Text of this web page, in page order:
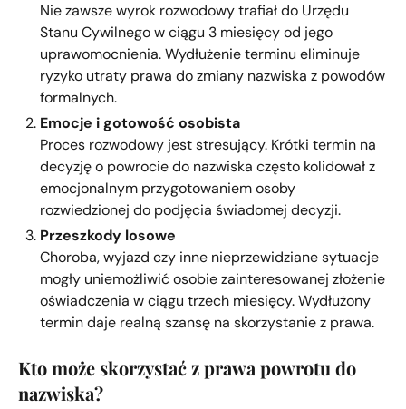
Nie zawsze wyrok rozwodowy trafiał do Urzędu
Stanu Cywilnego w ciągu 3 miesięcy od jego
uprawomocnienia. Wydłużenie terminu eliminuje
ryzyko utraty prawa do zmiany nazwiska z powodów
formalnych.
Emocje i gotowość osobista
Proces rozwodowy jest stresujący. Krótki termin na
decyzję o powrocie do nazwiska często kolidował z
emocjonalnym przygotowaniem osoby
rozwiedzionej do podjęcia świadomej decyzji.
Przeszkody losowe
Choroba, wyjazd czy inne nieprzewidziane sytuacje
mogły uniemożliwić osobie zainteresowanej złożenie
oświadczenia w ciągu trzech miesięcy. Wydłużony
termin daje realną szansę na skorzystanie z prawa.
Kto może skorzystać z prawa powrotu do
nazwiska?